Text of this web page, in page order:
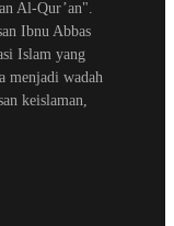
Al-Qur’an".
Ibnu Abbas
Islam yang
menjadi wadah
keislaman,